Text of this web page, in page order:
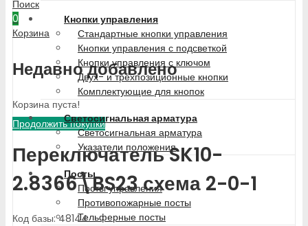
Поиск
0
Корзина
Недавно добавлено
Корзина пуста!
Продолжить покупки
Кнопки управления
Стандартные кнопки управления
Кнопки управления с подсветкой
Кнопки управления с ключом
Двух- и трехпозиционные кнопки
Комплектующие для кнопок
Светосигнальная арматура
Светосигнальная арматура
Указатели положения
Посты
Посты управления
Противопожарные посты
Тельферные посты
Переключатель SK10-
2.8366\BS23 схема 2-0-1
Код базы: 48144